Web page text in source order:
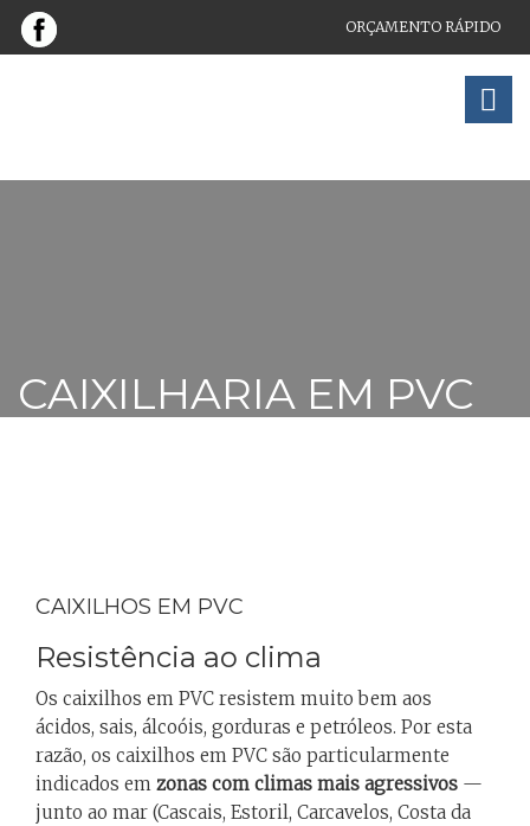
ORÇAMENTO RÁPIDO
CAIXILHARIA EM PVC
CAIXILHOS EM PVC
Resistência ao clima
Os caixilhos em PVC resistem muito bem aos
ácidos, sais, álcoóis, gorduras e petróleos. Por esta
razão, os caixilhos em PVC são particularmente
indicados em zonas com climas mais agressivos —
junto ao mar (Cascais, Estoril, Carcavelos, Costa da